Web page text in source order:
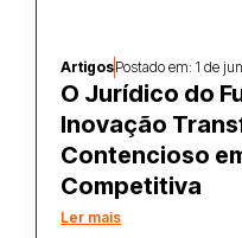
ArtigosPostado em: 1 de
O Jurídico do
Inovação
Contencioso
Competitiva
Ler mais